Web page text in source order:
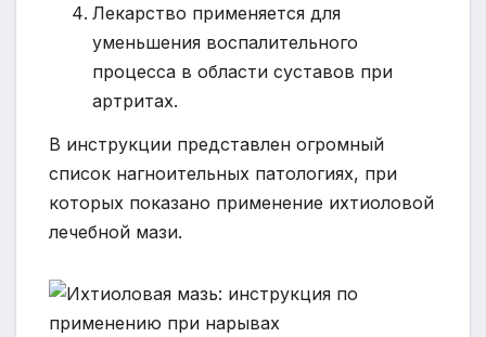
Лекарство применяется для
уменьшения воспалительного
процесса в области суставов при
артритах.
В инструкции представлен огромный
список нагноительных патологиях, при
которых показано применение ихтиоловой
лечебной мази.